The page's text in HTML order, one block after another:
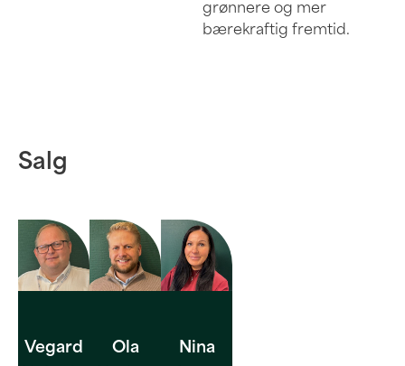
grønnere og mer
bærekraftig fremtid.
Salg
Vegard
Ola
Nina